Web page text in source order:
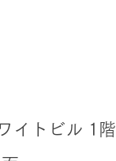
イトビル 1階